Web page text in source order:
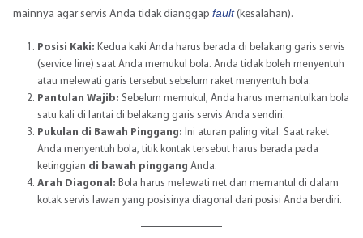
mainnya agar servis Anda tidak dianggap fault(kesalahan).
Posisi Kaki: Kedua kaki Anda harus berada di belakang garis servis
(service line) saat Anda memukul bola. Anda tidak boleh menyentuh
atau melewati garis tersebut sebelum raket menyentuh bola.
Pantulan Wajib: Sebelum memukul, Anda harus memantulkan bola
satu kali di lantai di belakang garis servis Anda sendiri.
Pukulan di Bawah Pinggang: Ini aturan paling vital. Saat raket
Anda menyentuh bola, titik kontak tersebut harus berada pada
ketinggian di bawah pinggang Anda.
Arah Diagonal: Bola harus melewati net dan memantul di dalam
kotak servis lawan yang posisinya diagonal dari posisi Anda berdiri.